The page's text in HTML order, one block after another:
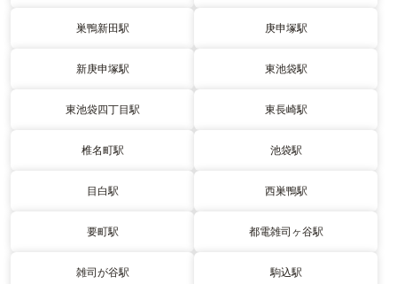
巣鴨新田駅 庚申塚駅
新庚申塚駅 東池袋駅
東池袋四丁目駅 東長崎駅
椎名町駅 池袋駅
目白駅 西巣鴨駅
要町駅 都電雑司ヶ谷駅
雑司が谷駅 駒込駅